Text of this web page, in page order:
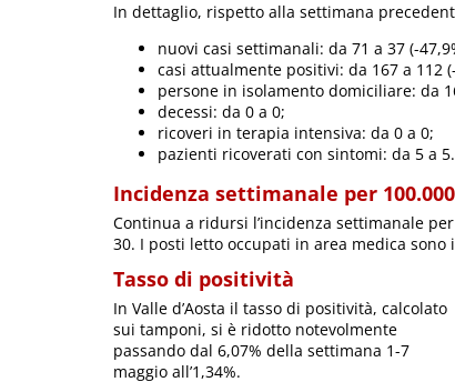
In dettaglio, rispetto alla settimana
nuovi casi settimanali: da 71 a 37 (-
casi attualmente positivi: da 167 a 112
persone in isolamento domiciliare: da
decessi: da 0 a 0;
ricoveri in terapia intensiva: da 0 a 0;
pazienti ricoverati con sintomi: da 5 a 5.
Incidenza settimanale per
Continua a ridursi l’incidenza settimanale
30. I posti letto occupati in area medica sono
Tasso di positività
In Valle d’Aosta il tasso di positività, calcolato
sui tamponi, si è ridotto notevolmente
passando dal 6,07% della settimana 1-7
maggio all’1,34%.